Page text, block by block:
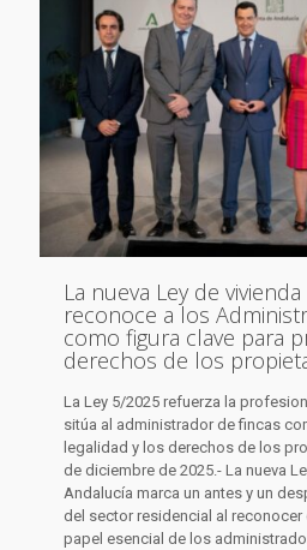
La nueva Ley de
reconoce a los
como figura clave para
derechos de los
La Ley 5/2025 refuerza la
sitúa al administrador de fincas
legalidad y los derechos de los
de diciembre de 2025.- La nueva
Andalucía marca un antes y un
del sector residencial al reconocer
papel esencial de los